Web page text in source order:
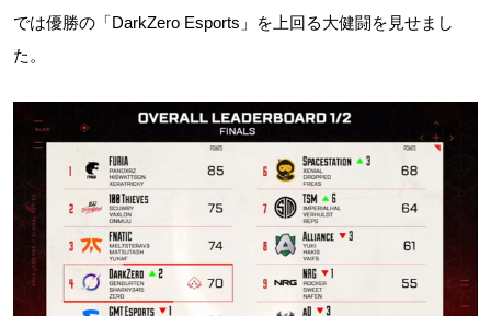
では優勝の「DarkZero Esports」を上回る大健闘を見せまし
た。